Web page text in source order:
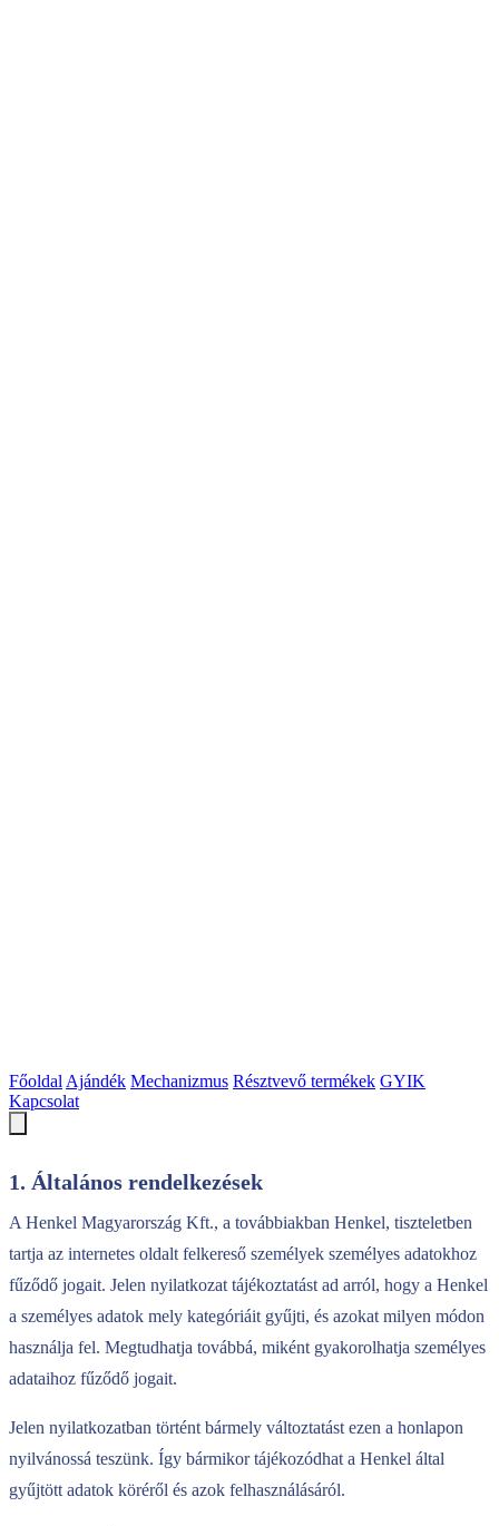
Főoldal Ajándék Mechanizmus Résztvevő termékek GYIK
Kapcsolat
1. Általános rendelkezések
A Henkel Magyarország Kft., a továbbiakban Henkel, tiszteletben
tartja az internetes oldalt felkereső személyek személyes adatokhoz
fűződő jogait. Jelen nyilatkozat tájékoztatást ad arról, hogy a Henkel
a személyes adatok mely kategóriáit gyűjti, és azokat milyen módon
használja fel. Megtudhatja továbbá, miként gyakorolhatja személyes
adataihoz fűződő jogait.
Jelen nyilatkozatban történt bármely változtatást ezen a honlapon
nyilvánossá teszünk. Így bármikor tájékozódhat a Henkel által
gyűjtött adatok köréről és azok felhasználásáról.